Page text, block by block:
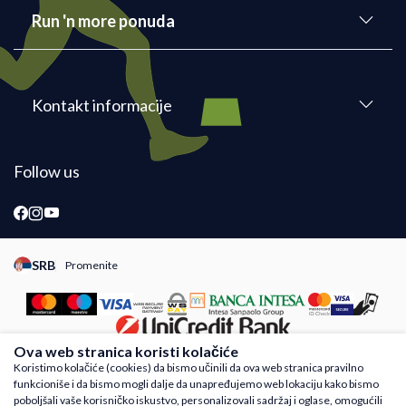
Run 'n more ponuda
Kontakt informacije
Follow us
SRB Promenite
Promeni instancu sajta, posetite sajtove za druge zemlje
Nastojimo da budemo što precizniji u opisu proizvoda, prikazu slika i samih cena,
Ova web stranica koristi kolačiće
Koristimo kolačiće (cookies) da bismo učinili da ova web stranica pravilno
funkcioniše i da bismo mogli dalje da unapređujemo web lokaciju kako bismo
poboljšali vaše korisničko iskustvo, personalizovali sadržaj i oglase, omogućili